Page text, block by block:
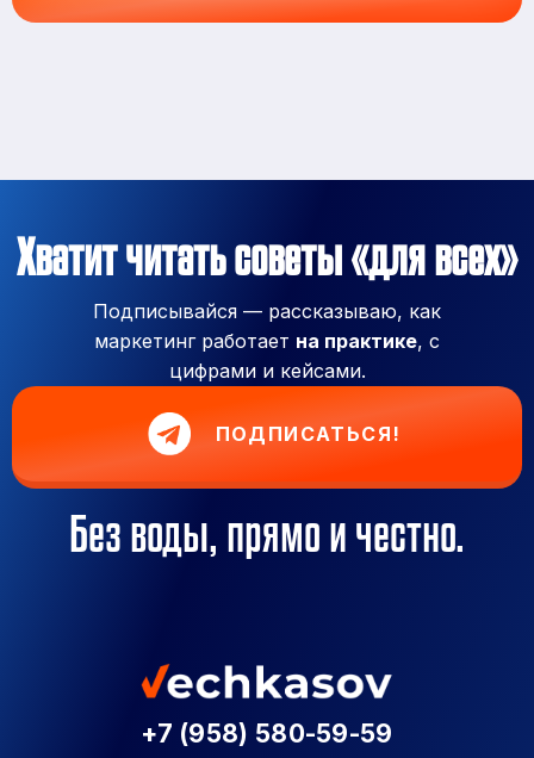
Хватит читать советы «для всех»
Подписывайся — рассказываю, как
маркетинг работает на практике, с
цифрами и кейсами.
ПОДПИСАТЬСЯ!
Без воды, прямо и честно.
+7 (958) 580-59-59